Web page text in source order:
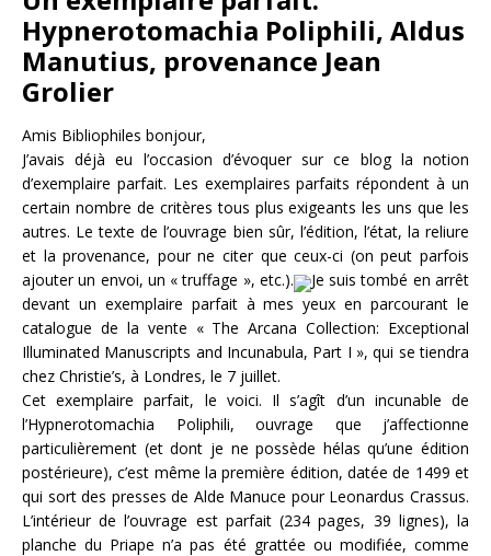
Hypnerotomachia Poliphili, Aldus
Manutius, provenance Jean
Grolier
Amis Bibliophiles bonjour,
J’avais déjà eu l’occasion d’évoquer sur ce blog la notion
d’exemplaire parfait. Les exemplaires parfaits répondent à un
certain nombre de critères tous plus exigeants les uns que les
autres. Le texte de l’ouvrage bien sûr, l’édition, l’état, la reliure
et la provenance, pour ne citer que ceux-ci (on peut parfois
ajouter un envoi, un « truffage », etc.).
Je suis tombé en arrêt
devant un exemplaire parfait à mes yeux en parcourant le
catalogue de la vente « The Arcana Collection: Exceptional
Illuminated Manuscripts and Incunabula, Part I », qui se tiendra
chez Christie’s, à Londres, le 7 juillet.
Cet exemplaire parfait, le voici. Il s’agît d’un incunable de
l’Hypnerotomachia Poliphili, ouvrage que j’affectionne
particulièrement (et dont je ne possède hélas qu’une édition
postérieure), c’est même la première édition, datée de 1499 et
qui sort des presses de Alde Manuce pour Leonardus Crassus.
L’intérieur de l’ouvrage est parfait (234 pages, 39 lignes), la
planche du Priape n’a pas été grattée ou modifiée, comme